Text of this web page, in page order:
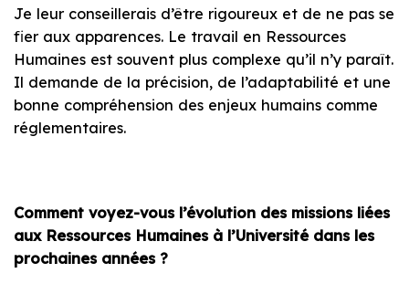
Je leur conseillerais d’être rigoureux et de ne pas se
fier aux apparences. Le travail en Ressources
Humaines est souvent plus complexe qu’il n’y paraît.
Il demande de la précision, de l’adaptabilité et une
bonne compréhension des enjeux humains comme
réglementaires.
Comment voyez-vous l’évolution des missions liées
aux Ressources Humaines à l’Université dans les
prochaines années ?